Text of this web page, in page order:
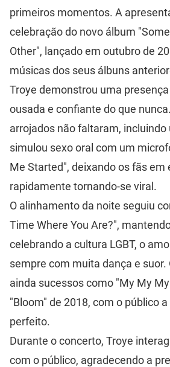
primeiros momentos. A
celebração do novo álbum
Other", lançado em outubro de
músicas dos seus álbuns
Troye demonstrou uma
ousada e confiante do que
arrojados não faltaram, incluindo
simulou sexo oral com um
Me Started", deixando os fãs em
rapidamente tornando-se viral.
O alinhamento da noite seguiu
Time Where You Are?",
celebrando a cultura LGBT, o
sempre com muita dança e suor.
ainda sucessos como "My My
"Bloom" de 2018, com o público
perfeito.
Durante o concerto, Troye
com o público, agradecendo a